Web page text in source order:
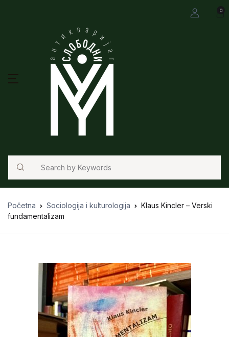
0
Search
Početna Sociologija i kulturologija
Klaus Kincler – Verski
fundamentalizam